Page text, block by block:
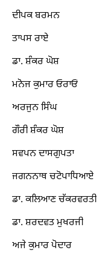
ਦੀਪਕ ਬਰਮਨ
ਤਾਪਸ ਰਾਏ
ਡਾ. ਸ਼ੰਕਰ ਘੋਸ਼
ਮਨੋਜ ਕੁਮਾਰ ਓਰਾਓਂ
ਅਰਜੁਨ ਸਿੰਘ
ਗੌਰੀ ਸ਼ੰਕਰ ਘੋਸ਼
ਸਵਪਨ ਦਾਸਗੁਪਤਾ
ਜਗਨਨਾਥ ਚਟੋਪਾਧਿਆਏ
ਡਾ. ਕਲਿਆਣ ਚੱਕਰਵਰਤੀ
ਡਾ. ਸ਼ਰਦਵਤ ਮੁਖਰਜੀ
ਅਜੇ ਕੁਮਾਰ ਪੋਦਾਰ